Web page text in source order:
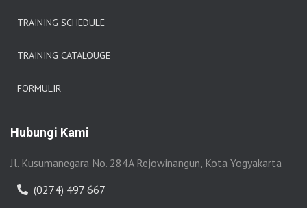
TRAINING SCHEDULE
TRAINING CATALOUGE
FORMULIR
Hubungi Kami
Jl. Kusumanegara No. 284A Rejowinangun, Kota Yogyakarta
(0274) 497 667